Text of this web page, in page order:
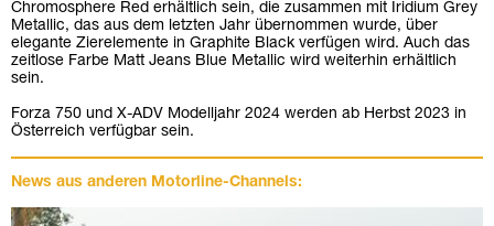
Chromosphere Red erhältlich sein, die zusammen mit Iridium Grey
Metallic, das aus dem letzten Jahr übernommen wurde, über
elegante Zierelemente in Graphite Black verfügen wird. Auch das
zeitlose Farbe Matt Jeans Blue Metallic wird weiterhin erhältlich
sein.
Forza 750 und X-ADV Modelljahr 2024 werden ab Herbst 2023 in
Österreich verfügbar sein.
News aus anderen Motorline-Channels: